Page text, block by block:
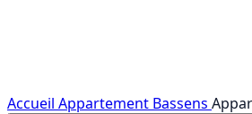
Accueil Appartement Bassens